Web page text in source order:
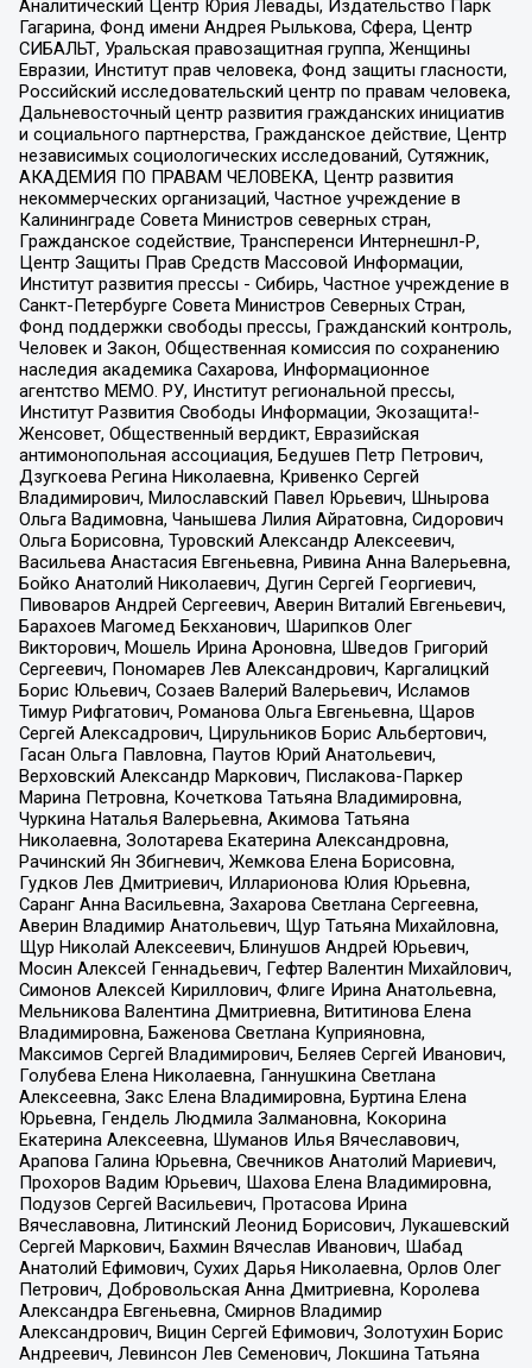
Аналитический Центр Юрия Левады, Издательство Парк
Гагарина, Фонд имени Андрея Рылькова, Сфера, Центр
СИБАЛЬТ, Уральская правозащитная группа, Женщины
Евразии, Институт прав человека, Фонд защиты гласности,
Российский исследовательский центр по правам человека,
Дальневосточный центр развития гражданских инициатив
и социального партнерства, Гражданское действие, Центр
независимых социологических исследований, Сутяжник,
АКАДЕМИЯ ПО ПРАВАМ ЧЕЛОВЕКА, Центр развития
некоммерческих организаций, Частное учреждение в
Калининграде Совета Министров северных стран,
Гражданское содействие, Трансперенси Интернешнл-Р,
Центр Защиты Прав Средств Массовой Информации,
Институт развития прессы - Сибирь, Частное учреждение в
Санкт-Петербурге Совета Министров Северных Стран,
Фонд поддержки свободы прессы, Гражданский контроль,
Человек и Закон, Общественная комиссия по сохранению
наследия академика Сахарова, Информационное
агентство МЕМО. РУ, Институт региональной прессы,
Институт Развития Свободы Информации, Экозащита!-
Женсовет, Общественный вердикт, Евразийская
антимонопольная ассоциация, Бедушев Петр Петрович,
Дзугкоева Регина Николаевна, Кривенко Сергей
Владимирович, Милославский Павел Юрьевич, Шнырова
Ольга Вадимовна, Чанышева Лилия Айратовна, Сидорович
Ольга Борисовна, Туровский Александр Алексеевич,
Васильева Анастасия Евгеньевна, Ривина Анна Валерьевна,
Бойко Анатолий Николаевич, Дугин Сергей Георгиевич,
Пивоваров Андрей Сергеевич, Аверин Виталий Евгеньевич,
Барахоев Магомед Бекханович, Шарипков Олег
Викторович, Мошель Ирина Ароновна, Шведов Григорий
Сергеевич, Пономарев Лев Александрович, Каргалицкий
Борис Юльевич, Созаев Валерий Валерьевич, Исламов
Тимур Рифгатович, Романова Ольга Евгеньевна, Щаров
Сергей Алексадрович, Цирульников Борис Альбертович,
Гасан Ольга Павловна, Паутов Юрий Анатольевич,
Верховский Александр Маркович, Пислакова-Паркер
Марина Петровна, Кочеткова Татьяна Владимировна,
Чуркина Наталья Валерьевна, Акимова Татьяна
Николаевна, Золотарева Екатерина Александровна,
Рачинский Ян Збигневич, Жемкова Елена Борисовна,
Гудков Лев Дмитриевич, Илларионова Юлия Юрьевна,
Саранг Анна Васильевна, Захарова Светлана Сергеевна,
Аверин Владимир Анатольевич, Щур Татьяна Михайловна,
Щур Николай Алексеевич, Блинушов Андрей Юрьевич,
Мосин Алексей Геннадьевич, Гефтер Валентин Михайлович,
Симонов Алексей Кириллович, Флиге Ирина Анатольевна,
Мельникова Валентина Дмитриевна, Вититинова Елена
Владимировна, Баженова Светлана Куприяновна,
Максимов Сергей Владимирович, Беляев Сергей Иванович,
Голубева Елена Николаевна, Ганнушкина Светлана
Алексеевна, Закс Елена Владимировна, Буртина Елена
Юрьевна, Гендель Людмила Залмановна, Кокорина
Екатерина Алексеевна, Шуманов Илья Вячеславович,
Арапова Галина Юрьевна, Свечников Анатолий Мариевич,
Прохоров Вадим Юрьевич, Шахова Елена Владимировна,
Подузов Сергей Васильевич, Протасова Ирина
Вячеславовна, Литинский Леонид Борисович, Лукашевский
Сергей Маркович, Бахмин Вячеслав Иванович, Шабад
Анатолий Ефимович, Сухих Дарья Николаевна, Орлов Олег
Петрович, Добровольская Анна Дмитриевна, Королева
Александра Евгеньевна, Смирнов Владимир
Александрович, Вицин Сергей Ефимович, Золотухин Борис
Андреевич, Левинсон Лев Семенович, Локшина Татьяна